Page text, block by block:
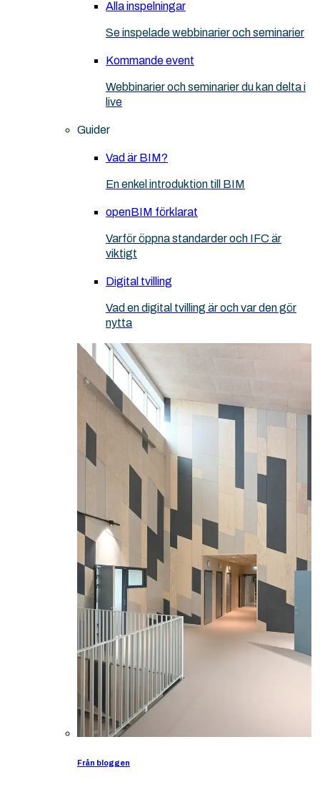
Alla inspelningar
Se inspelade webbinarier och seminarier
Kommande event
Webbinarier och seminarier du kan delta i
live
Guider
Vad är BIM?
En enkel introduktion till BIM
openBIM förklarat
Varför öppna standarder och IFC är
viktigt
Digital tvilling
Vad en digital tvilling är och var den gör
nytta
Från bloggen